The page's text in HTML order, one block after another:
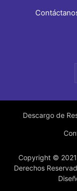
Descargo de
Copyright ©
Derechos